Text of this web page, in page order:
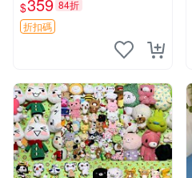
心選擇 安撫玩偶 衝包 玩具
$359 84折
折扣碼